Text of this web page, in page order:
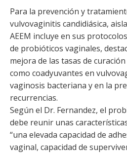
Para la prevención y
vulvovaginitis candidiásica,
AEEM incluye en sus
de probióticos vaginales,
mejora de las tasas de
como coadyuvantes en
vaginosis bacteriana y en la
recurrencias.
Según el Dr. Fernandez, el
debe reunir unas
“una elevada capacidad de
vaginal, capacidad de